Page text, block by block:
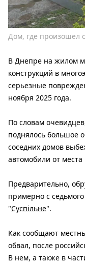
Дом, где произошел
В Днепре на жилом
конструкций в
серьезные
ноября 2025 года.
По словам
поднялось большое
соседних домов
автомобили от
Предварительно,
примерно с
"Суспільне".
Как сообщают
обвал, после
В нем, а также в